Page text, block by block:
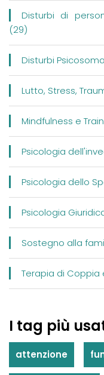
Disturbi di
(29)
Disturbi
Lutto, Stress,
Mindfulness e
Psicologia
Psicologia dello
Psicologia
Sostegno alla
Terapia di Coppia
I tag più
attenzione